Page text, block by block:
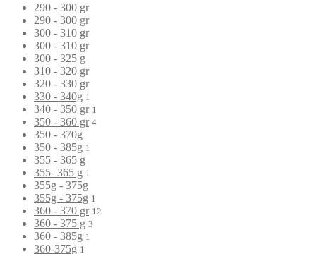
290 - 300 gr
290 - 300 gr
300 - 310 gr
300 - 310 gr
300 - 325 g
310 - 320 gr
320 - 330 gr
330 - 340g 1
340 - 350 gr 1
350 - 360 gr 4
350 - 370g
350 - 385g 1
355 - 365 g
355- 365 g 1
355g - 375g
355g - 375g 1
360 - 370 gr 12
360 - 375 g 3
360 - 385g 1
360-375g 1